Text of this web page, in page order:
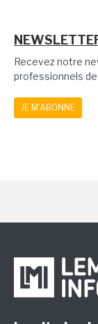
Recevez notre
professionnels de
JE M'ABONNE